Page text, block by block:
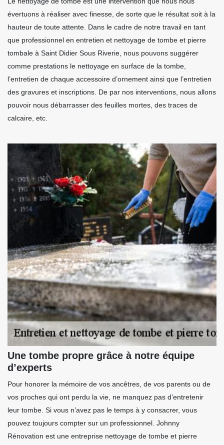
évertuons à réaliser avec finesse, de sorte que le résultat soit à la
hauteur de toute attente. Dans le cadre de notre travail en tant
que professionnel en entretien et nettoyage de tombe et pierre
tombale à Saint Didier Sous Riverie, nous pouvons suggérer
comme prestations le nettoyage en surface de la tombe,
l’entretien de chaque accessoire d’ornement ainsi que l’entretien
des gravures et inscriptions. De par nos interventions, nous allons
pouvoir nous débarrasser des feuilles mortes, des traces de
calcaire, etc.
Une tombe propre grâce à notre équipe
d’experts
Pour honorer la mémoire de vos ancêtres, de vos parents ou de
vos proches qui ont perdu la vie, ne manquez pas d’entretenir
leur tombe. Si vous n’avez pas le temps à y consacrer, vous
pouvez toujours compter sur un professionnel. Johnny
Rénovation est une entreprise nettoyage de tombe et pierre